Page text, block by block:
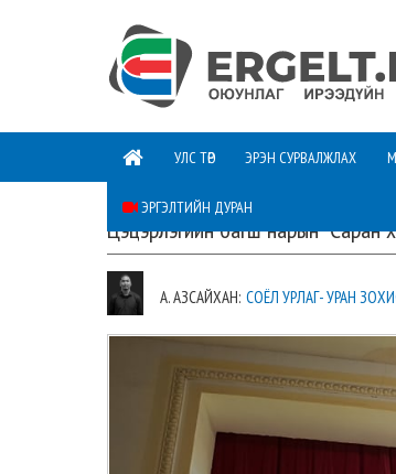
УЛС ТӨР ЭРЭН СУРВАЛЖЛАХ
ЭРГЭЛТИЙН ДУРАН
Цэцэрлэгийн багш нарын “Саран
А. АЗСАЙХАН: СОЁЛ УРЛАГ- УРАН